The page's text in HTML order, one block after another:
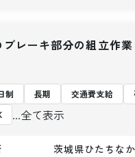
ブレーキ部分の組立作
制 長期 交通費支給
...全て表示
茨城県ひたちな